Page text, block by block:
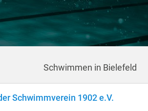
Schwimmen in Bielefeld
Schwimmverein 1902 e.V.